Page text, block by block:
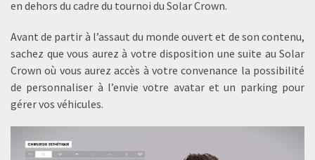
en dehors du cadre du tournoi du Solar Crown.
Avant de partir à l’assaut du monde ouvert et de son contenu,
sachez que vous aurez à votre disposition une suite au Solar
Crown où vous aurez accès à votre convenance la possibilité
de personnaliser à l’envie votre avatar et un parking pour
gérer vos véhicules.